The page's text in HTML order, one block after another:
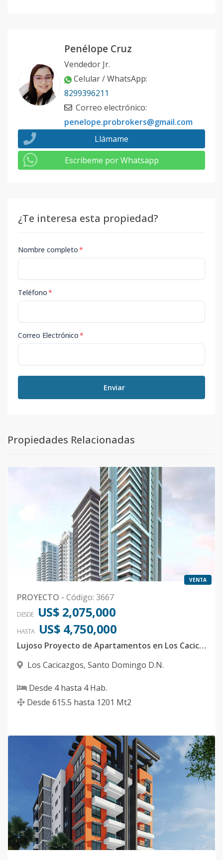
Penélope Cruz
Vendedor Jr.
Celular / WhatsApp:
8299396211
Correo electrónico:
penelope.probrokers@gmail.com
Llámame
Escribeme por Whatsapp
¿Te interesa esta propiedad?
Nombre completo*
Teléfono*
Correo Electrónico*
Enviar
Propiedades Relacionadas
VENTA
PROYECTO - Código: 3667
DESDE US$ 2,075,000
HASTA US$ 4,750,000
Lujoso Proyecto de Apartamentos en Los Cacicazgos
Los Cacicazgos, Santo Domingo D.N.
Desde 4 hasta 4Hab.
Desde 615.5 hasta 1201 Mt2